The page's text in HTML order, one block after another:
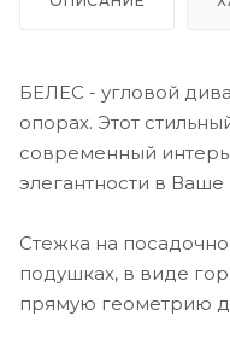
БЕЛЕС - угловой
опорах. Этот
современный
элегантности в Ваше
Стежка на
подушках, в виде
прямую геометрию